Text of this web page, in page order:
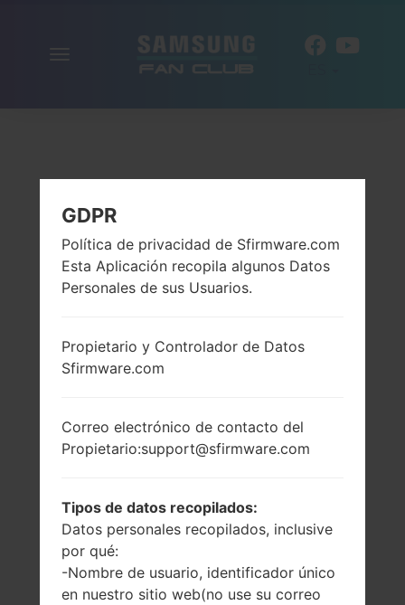
GDPR
Política de privacidad de Sfirmware.com
Esta Aplicación recopila algunos Datos
Personales de sus Usuarios.
Propietario y Controlador de Datos
Sfirmware.com
Correo electrónico de contacto del
Propietario:support@sfirmware.com
Tipos de datos recopilados:
Datos personales recopilados, inclusive
por qué:
-Nombre de usuario, identificador único
en nuestro sitio web(no use su correo